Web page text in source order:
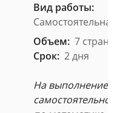
Вид работы:
Объем: 7
Срок: 2 дня
На выполнение